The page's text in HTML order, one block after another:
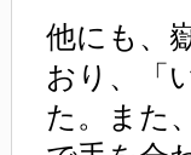
他にも、
おり、「
た。また